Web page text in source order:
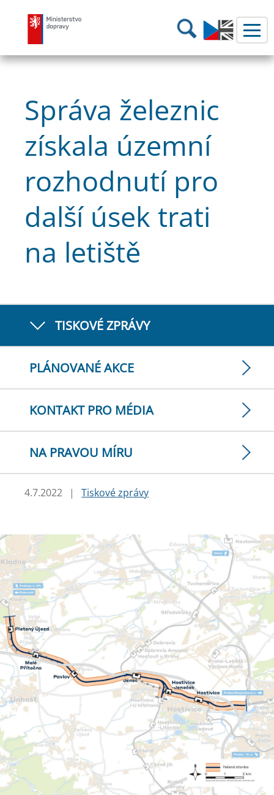
Ministerstvo dopravy Hledání
Správa železnic
získala územní
rozhodnutí pro
další úsek trati
na letiště
TISKOVÉ ZPRÁVY
PLÁNOVANÉ AKCE
KONTAKT PRO MÉDIA
NA PRAVOU MÍRU
4.7.2022 | Tiskové zprávy